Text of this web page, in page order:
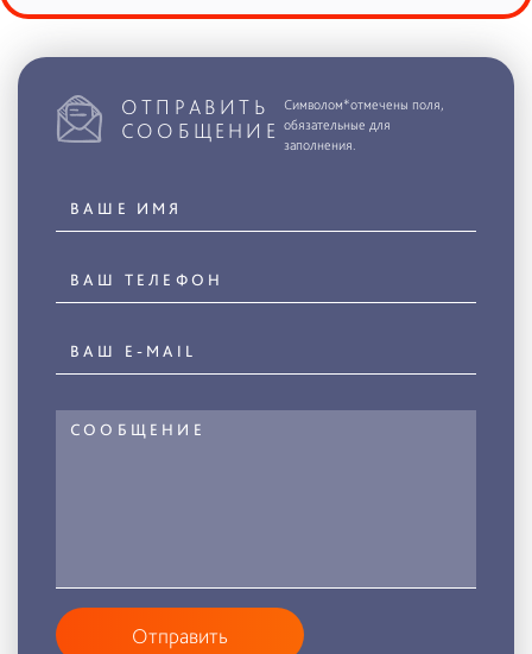
ОТПРАВИТЬ
СООБЩЕНИЕ
Символом*отмечены поля,
обязательные для
заполнения.
Отправить